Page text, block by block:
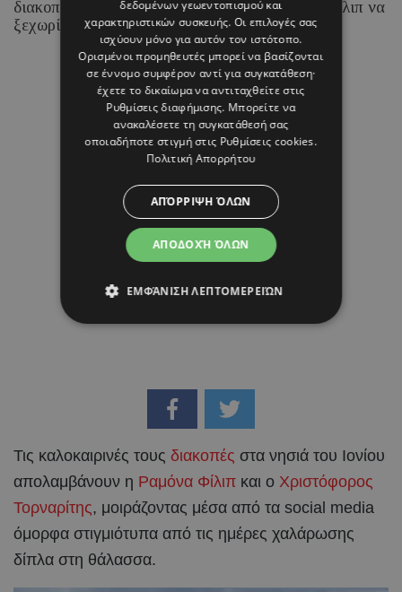
διακοπές στα νησιά του Ιονίου, με τη Ραμόνα Φίλιπ να
ξεχωρίζει για τα chic beach και resort looks της.
07 ΑΥΓΟΥΣΤΟΥ 26 - 15:45
Μαρία Καραμάνου
Τις καλοκαιρινές τους διακοπές στα νησιά του Ιονίου
απολαμβάνουν η Ραμόνα Φίλιπ και ο Χριστόφορος
Τορναρίτης, μοιράζοντας μέσα από τα social media
όμορφα στιγμιότυπα από τις ημέρες χαλάρωσης
δίπλα στη θάλασσα.
δεδομένων γεωεντοπισμού και
χαρακτηριστικών συσκευής. Οι επιλογές σας
ισχύουν μόνο για αυτόν τον ιστότοπο.
Ορισμένοι προμηθευτές μπορεί να βασίζονται
σε έννομο συμφέρον αντί για συγκατάθεση·
έχετε το δικαίωμα να αντιταχθείτε στις
Ρυθμίσεις διαφήμισης. Μπορείτε να
ανακαλέσετε τη συγκατάθεσή σας
οποιαδήποτε στιγμή στις Ρυθμίσεις cookies.
Πολιτική Απορρήτου
ΑΠΟΔΟΧΉ ΌΛΩΝ
ΑΠΌΡΡΙΨΗ ΌΛΩΝ
ΕΜΦΆΝΙΣΗ ΛΕΠΤΟΜΕΡΕΙΏΝ